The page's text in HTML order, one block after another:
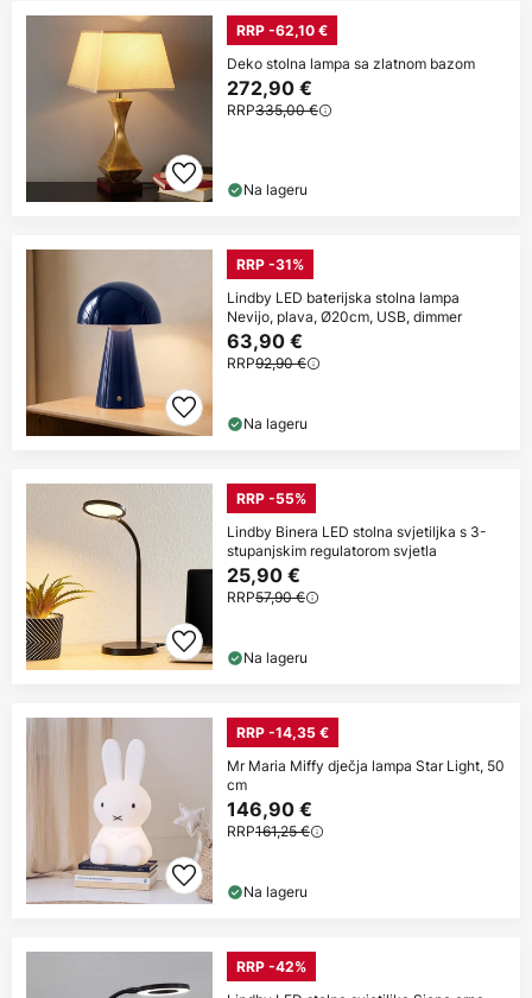
RRP -62,10 €
Deko stolna lampa sa zlatnom bazom
272,90 €
RRP335,00 €
Na lageru
RRP -31%
Lindby LED baterijska stolna lampa
Nevijo, plava, Ø20cm, USB, dimmer
63,90 €
RRP92,90 €
Na lageru
RRP -55%
Lindby Binera LED stolna svjetiljka s 3-
stupanjskim regulatorom svjetla
25,90 €
RRP57,90 €
Na lageru
RRP -14,35 €
Mr Maria Miffy dječja lampa Star Light, 50
cm
146,90 €
RRP161,25 €
Na lageru
RRP -42%